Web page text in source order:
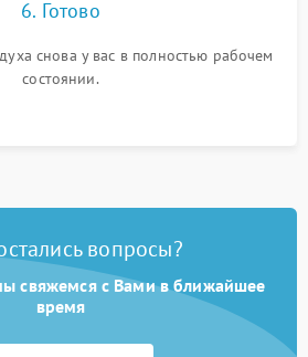
6. Готово
снова у вас в полностью рабочем
состоянии.
вопросы?
свяжемся с Вами в ближайшее
время